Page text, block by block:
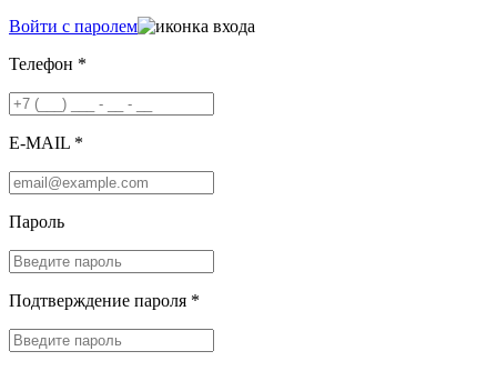
Войти с паролем
Телефон *
E-MAIL *
Пароль
Подтверждение пароля *